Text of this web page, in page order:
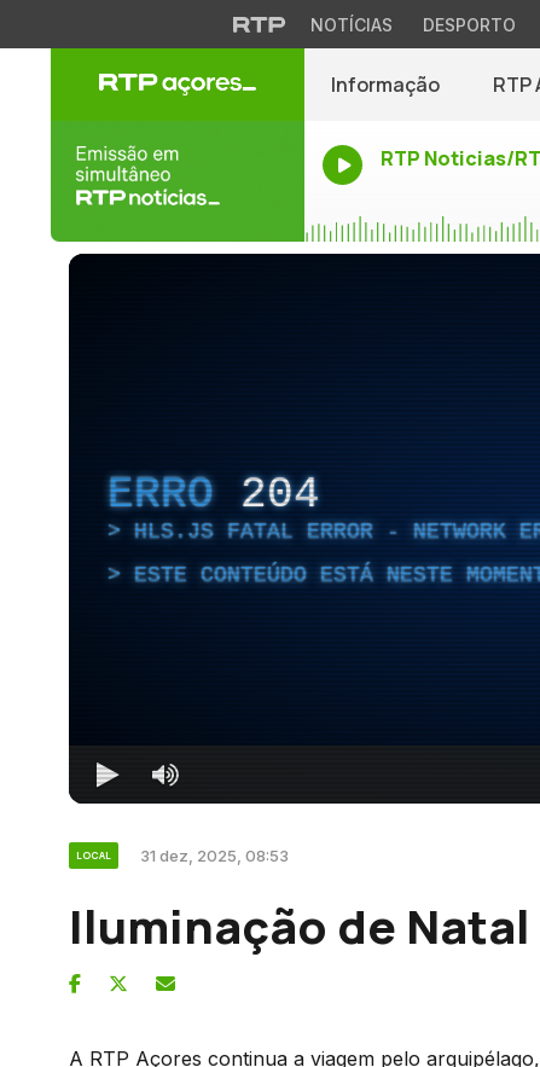
NOTÍCIAS DESPORTO
Informação RTP
RTP Noticias/
ERRO 204
HLS.JS FATAL ERROR - NETWORK
ESTE CONTEÚDO ESTÁ NESTE
LOCAL 31 dez, 2025, 08:53
Iluminação de
A RTP Açores continua a viagem pelo